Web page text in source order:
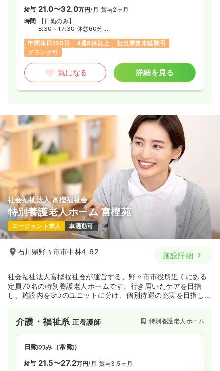
給与 21.0〜32.0万円/月 賞与2ヶ月
時間
【日勤のみ】
8:30～17:30 休憩60分
年間休日120日
4週8休以上
担当業務未経験可
ブランク可
気になる 詳細を見る
社会福祉法人 富樫福祉会
特別養護老人ホーム 富樫苑
エージェント求人 車通勤可
石川県野々市市中林4-62 施設詳細
社会福祉法人富樫福祉会が運営する、野々市市役所近くにある
定員70名の特別養護老人ホームです。行き届いたケアを目指
し、施設内を3つのユニットに分け、個別待遇の充実を目指して
介護・福祉系正看護師 特別養護老人ホーム
日勤のみ（常勤）
給与 21.5〜27.2万円/月 賞与3.5ヶ月